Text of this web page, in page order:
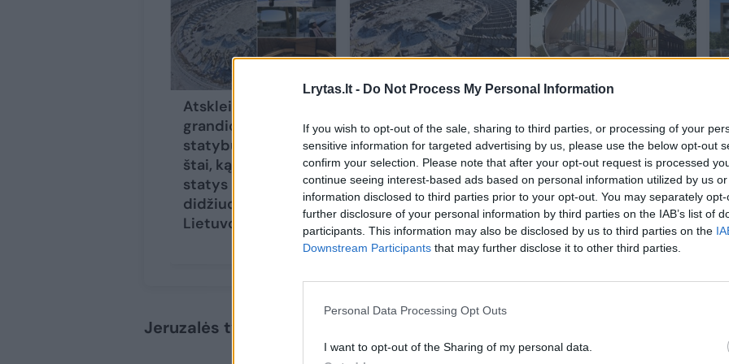
Lrytas.lt - Do Not Process My Personal Information
If you wish to opt-out of the sale, sharing to third parties, or processing of your
sensitive information for targeted advertising by us, please use the below opt-out
confirm your selection. Please note that after your opt-out request is processed
continue seeing interest-based ads based on personal information utilized by us
information disclosed to third parties prior to your opt-out. You may separately
further disclosure of your personal information by third parties on the IAB’s list of
participants. This information may also be disclosed by us to third parties on the
Downstream Participants that may further disclose it to other third parties.
Personal Data Processing Opt Outs
I want to opt-out of the Sharing of my personal data.
Atskleidė
grandiozinius
statybų planus:
štai, ką kitąmet
statys
didžiuosiuose
Lietuvos miestuose
stadiono statybų
nuostolių vis dar
aiškinasi: padaryta
nepataisoma žala
senamiesčio vietą
kels naujai istorijai
– žada kai ką
ypatinga
Jeruzalės tvenkinio parko tvarkymo pradžia